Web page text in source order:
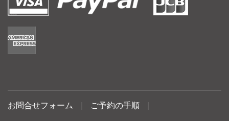
お問合せフォーム ご予約の手順